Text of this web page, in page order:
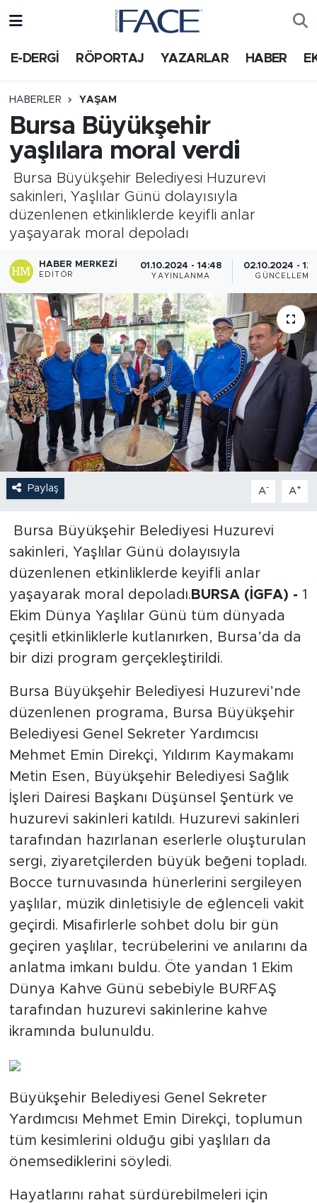
E-DERGİ RÖPORTAJ YAZARLAR HABER
HABERLER YAŞAM
Bursa Büyükşehir
yaşlılara moral verdi
Bursa Büyükşehir Belediyesi Huzurevi
sakinleri, Yaşlılar Günü dolayısıyla
düzenlenen etkinliklerde keyifli anlar
yaşayarak moral depoladı
HABER MERKEZI
EDITÖR
01.10.2024 - 14:48
YAYINLANMA
02.10.2024 -
GÜNCELLEME
Paylaş A- A+
Bursa Büyükşehir Belediyesi Huzurevi
sakinleri, Yaşlılar Günü dolayısıyla
düzenlenen etkinliklerde keyifli anlar
yaşayarak moral depoladı. BURSA (İGFA) - 1
Ekim Dünya Yaşlılar Günü tüm dünyada
çeşitli etkinliklerle kutlanırken, Bursa’da da
bir dizi program gerçekleştirildi.
Bursa Büyükşehir Belediyesi Huzurevi’nde
düzenlenen programa, Bursa Büyükşehir
Belediyesi Genel Sekreter Yardımcısı
Mehmet Emin Direkçi, Yıldırım Kaymakamı
Metin Esen, Büyükşehir Belediyesi Sağlık
İşleri Dairesi Başkanı Düşünsel Şentürk ve
huzurevi sakinleri katıldı. Huzurevi sakinleri
tarafından hazırlanan eserlerle oluşturulan
sergi, ziyaretçilerden büyük beğeni topladı.
Bocce turnuvasında hünerlerini sergileyen
yaşlılar, müzik dinletisiyle de eğlenceli vakit
geçirdi. Misafirlerle sohbet dolu bir gün
geçiren yaşlılar, tecrübelerini ve anılarını da
anlatma imkanı buldu. Öte yandan 1 Ekim
Dünya Kahve Günü sebebiyle BURFAŞ
tarafından huzurevi sakinlerine kahve
ikramında bulunuldu.
Büyükşehir Belediyesi Genel Sekreter
Yardımcısı Mehmet Emin Direkçi, toplumun
tüm kesimlerini olduğu gibi yaşlıları da
önemsediklerini söyledi.
Hayatlarını rahat sürdürebilmeleri için
HABER
Nöbetçi Eczaneler
Trafik Durumu
Süper Lig Puan Durumu ve Fikstür
Tüm Manşetler
Son Dakika Haberleri
Haber Arşivi